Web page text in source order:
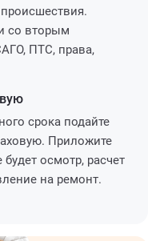
со вторым
ПТС, права,
срока подайте
Приложите
осмотр, расчет
на ремонт.